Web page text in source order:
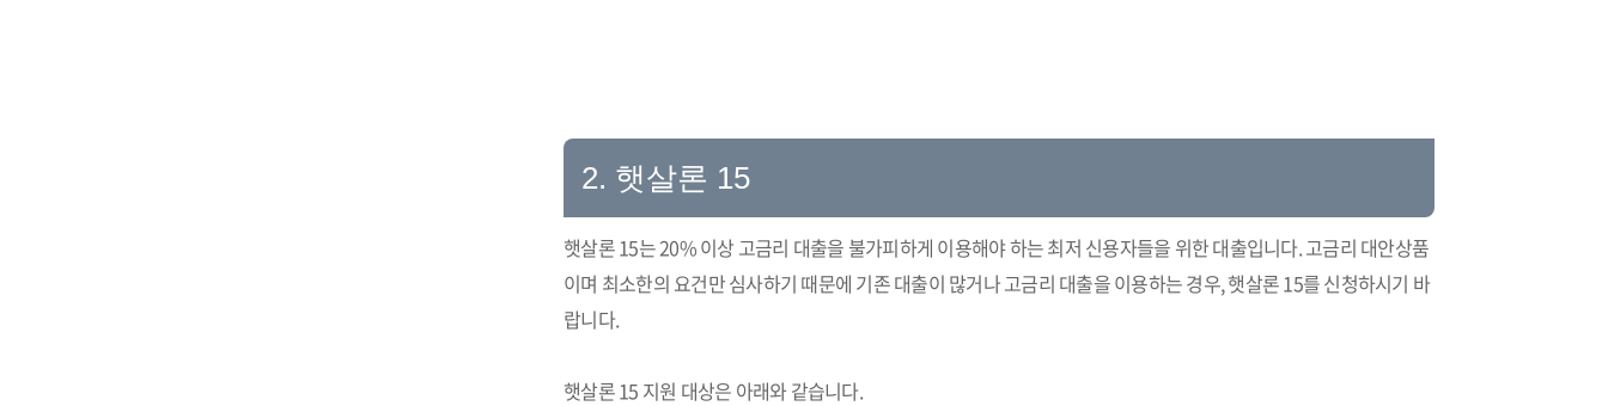
2. 햇살론 15
햇살론 15는 20% 이상 고금리 대출을 불가피하게 이용해야 하는 최저 신용자들을 위한 대출입니다. 고금리 대안상품
이며 최소한의 요건만 심사하기 때문에 기존 대출이 많거나 고금리 대출을 이용하는 경우, 햇살론 15를 신청하시기 바
랍니다.
햇살론 15 지원 대상은 아래와 같습니다.